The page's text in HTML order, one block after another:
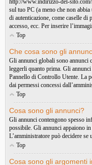
http://www.indirizzo-del-
sul tuo PC (a meno che non
di autenticazione, come caselle
accesso, ecc. Per inserire
Top
Che cosa sono gli
Gli annunci globali sono annunci
leggerli quanto prima. Gli
Pannello di Controllo Utente. La
dai permessi concessi
Top
Cosa sono gli annunci?
Gli annunci contengono spesso
possibile. Gli annunci appaiono
L’amministratore può decidere
Top
Cosa sono gli argomenti